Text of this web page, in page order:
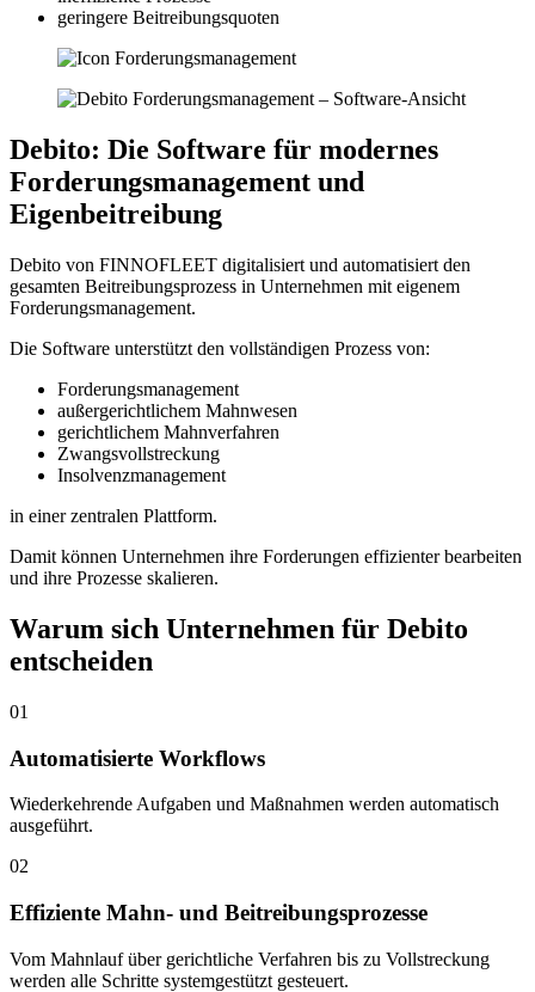
geringere Beitreibungsquoten
Debito: Die Software für modernes
Forderungs­management und
Eigenbeitreibung
Debito von FINNOFLEET digitalisiert und automatisiert den
gesamten Beitreibungsprozess in Unternehmen mit eigenem
Forderungsmanagement.
Die Software unterstützt den vollständigen Prozess von:
Forderungsmanagement
außergerichtlichem Mahnwesen
gerichtlichem Mahnverfahren
Zwangsvollstreckung
Insolvenzmanagement
in einer zentralen Plattform.
Damit können Unternehmen ihre Forderungen effizienter bearbeiten
und ihre Prozesse skalieren.
Warum sich Unternehmen für Debito
entscheiden
01
Automatisierte Workflows
Wiederkehrende Aufgaben und Maßnahmen werden automatisch
ausgeführt.
02
Effiziente Mahn- und Beitreibungsprozesse
Vom Mahnlauf über gerichtliche Verfahren bis zu Vollstreckung
werden alle Schritte systemgestützt gesteuert.